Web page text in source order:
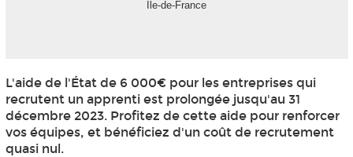
Ile-de-France
L'aide de l'État de 6 000€ pour les entreprises qui
recrutent un apprenti est prolongée jusqu'au 31
décembre 2023. Profitez de cette aide pour renforcer
vos équipes, et bénéficiez d'un coût de recrutement
quasi nul.